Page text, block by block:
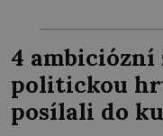
1570 zde císař
slavnosti, při
spatří také
4
politickou
posílali do